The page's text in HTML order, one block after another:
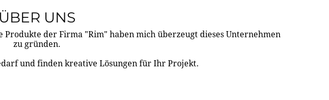
ÜBER UNS
der Firma "Rim" haben mich überzeugt dieses Unternehmen
zu gründen.
und finden kreative Lösungen für Ihr Projekt.